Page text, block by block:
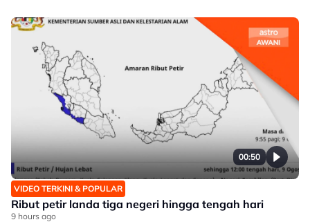
00:50
VIDEO TERKINI & POPULAR
Ribut petir landa tiga negeri hingga tengah hari
9 hours ago